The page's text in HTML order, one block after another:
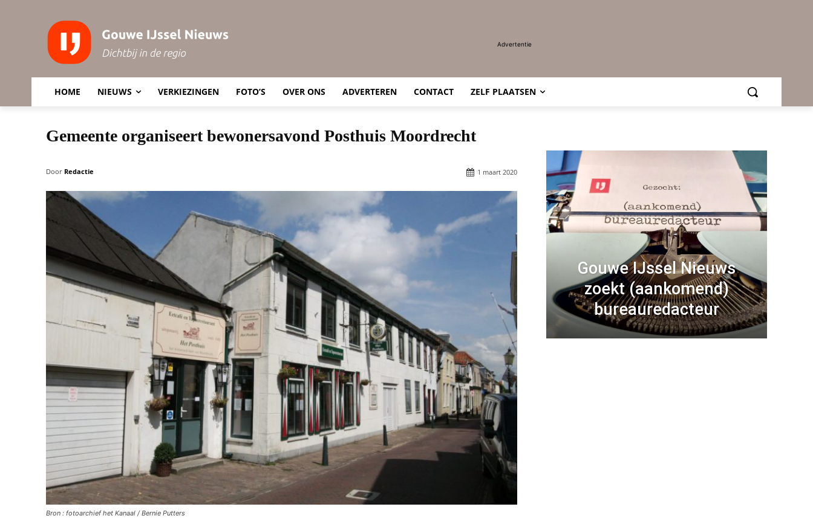
Advertentie
HOME NIEUWS VERKIEZINGEN FOTO’S OVER ONS ADVERTEREN CONTACT ZELF PLAATSEN
Gemeente organiseert bewonersavond Posthuis Moordrecht
Door Redactie 1 maart 2020
Bron : fotoarchief het Kanaal / Bernie Putters
Gouwe IJssel Nieuws
zoekt (aankomend)
bureauredacteur